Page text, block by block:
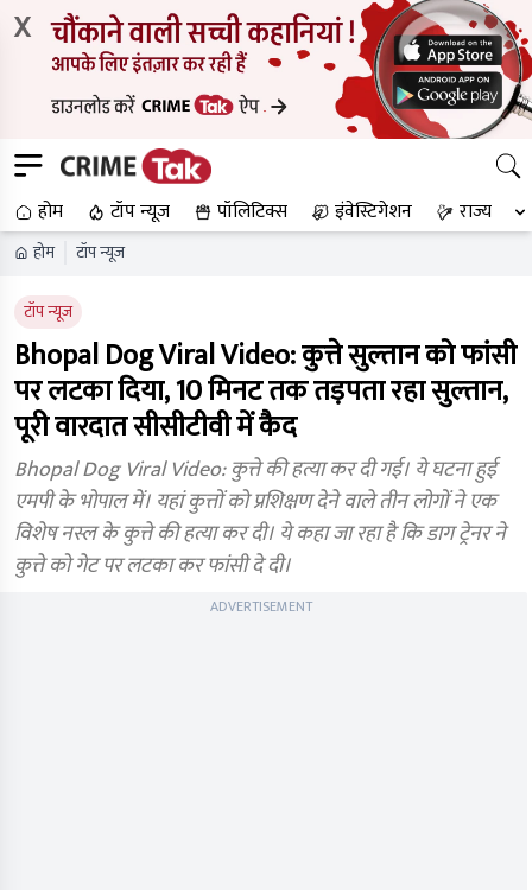
X
होम टॉप न्यूज पॉलिटिक्स इंवेस्टिगेशन राज्य
होम टॉप न्यूज
टॉप न्यूज
Bhopal Dog Viral Video: कुत्ते सुल्तान को फांसी
पर लटका दिया, 10 मिनट तक तड़पता रहा सुल्तान,
पूरी वारदात सीसीटीवी में कैद
Bhopal Dog Viral Video: कुत्ते की हत्या कर दी गई। ये घटना हुई
एमपी के भोपाल में। यहां कुत्तों को प्रशिक्षण देने वाले तीन लोगों ने एक
विशेष नस्ल के कुत्ते की हत्या कर दी। ये कहा जा रहा है कि डाग ट्रेनर ने
कुत्ते को गेट पर लटका कर फांसी दे दी।
ADVERTISEMENT